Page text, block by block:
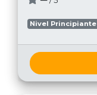
Nivel Principiante